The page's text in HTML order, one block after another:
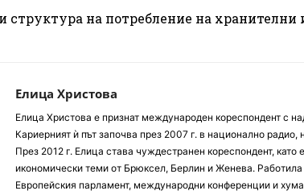
структура на потребление на
Елица Христова
Елица Христова е признат международен кореспондент с
Кариерният ѝ път започва през 2007 г. в национално
През 2012 г. Елица става чуждестранен кореспондент,
икономически теми от Брюксел, Берлин и Женева.
Европейския парламент, международни конференции и